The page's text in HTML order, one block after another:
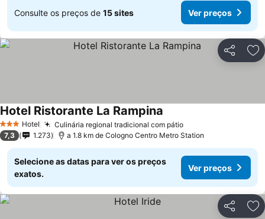
Consulte os preços de 15 sites Ver preços
Partilhar
3 EstrelasHotel Culinária regional tradicional com pátioVer preços
Hotel Ristorante La Rampina
7,3 1.273 a 1.8 km de Cologno Centro Metro Station
Selecione as datas para ver os preços
exatos.
Ver preços
Partilhar